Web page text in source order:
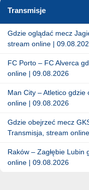
Transmisje
Gdzie oglądać mecz
stream online |
FC Porto – FC Alverca
online | 09.08.2026
Man City – Atletico
online | 09.08.2026
Gdzie obejrzeć mecz
Transmisja, stream
Raków – Zagłębie
online | 09.08.2026